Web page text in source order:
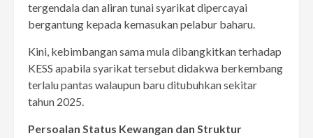
tergendala dan aliran tunai syarikat dipercayai
bergantung kepada kemasukan pelabur baharu.
Kini, kebimbangan sama mula dibangkitkan terhadap
KESS apabila syarikat tersebut didakwa berkembang
terlalu pantas walaupun baru ditubuhkan sekitar
tahun 2025.
Persoalan Status Kewangan dan Struktur